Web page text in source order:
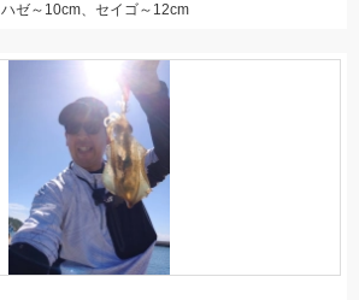
ハゼ～10cm、セイゴ～12cm